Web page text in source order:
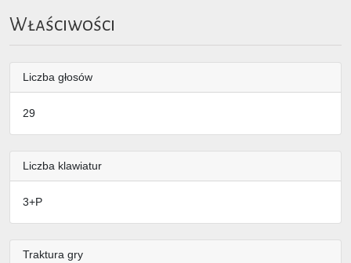
Właściwości
Liczba głosów
29
Liczba klawiatur
3+P
Traktura gry